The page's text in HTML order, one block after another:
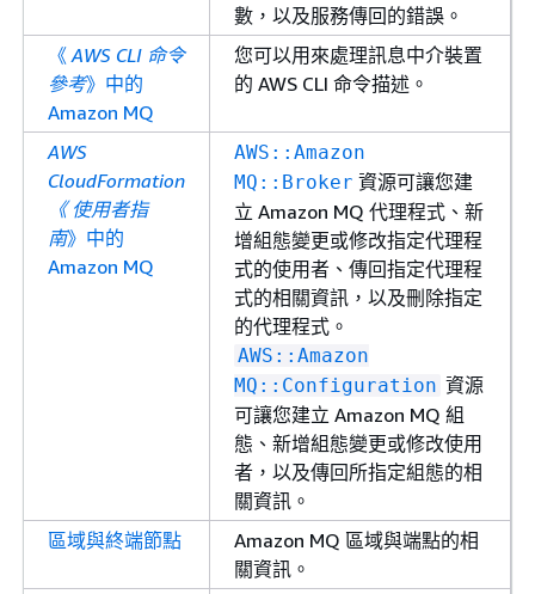
數，以及服務傳回的錯誤。
《 AWS CLI 命令
參考》中的
Amazon MQ
您可以用來處理訊息中介裝置
的 AWS CLI 命令描述。
AWS
CloudFormation
《 使用者指
南》中的
Amazon MQ
AWS::Amazon
MQ::Broker 資源可讓您建
立 Amazon MQ 代理程式、新
增組態變更或修改指定代理程
式的使用者、傳回指定代理程
式的相關資訊，以及刪除指定
的代理程式。
AWS::Amazon
MQ::Configuration 資源
可讓您建立 Amazon MQ 組
態、新增組態變更或修改使用
者，以及傳回所指定組態的相
關資訊。
區域與終端節點
Amazon MQ 區域與端點的相
關資訊。